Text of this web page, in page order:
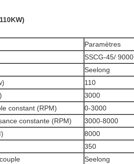
Paramètres
SSCG-45/ 9000
Seelong
110
3000
constant (RPM)
0-3000
constante (RPM)
3000-8000
8000
350
Seelong